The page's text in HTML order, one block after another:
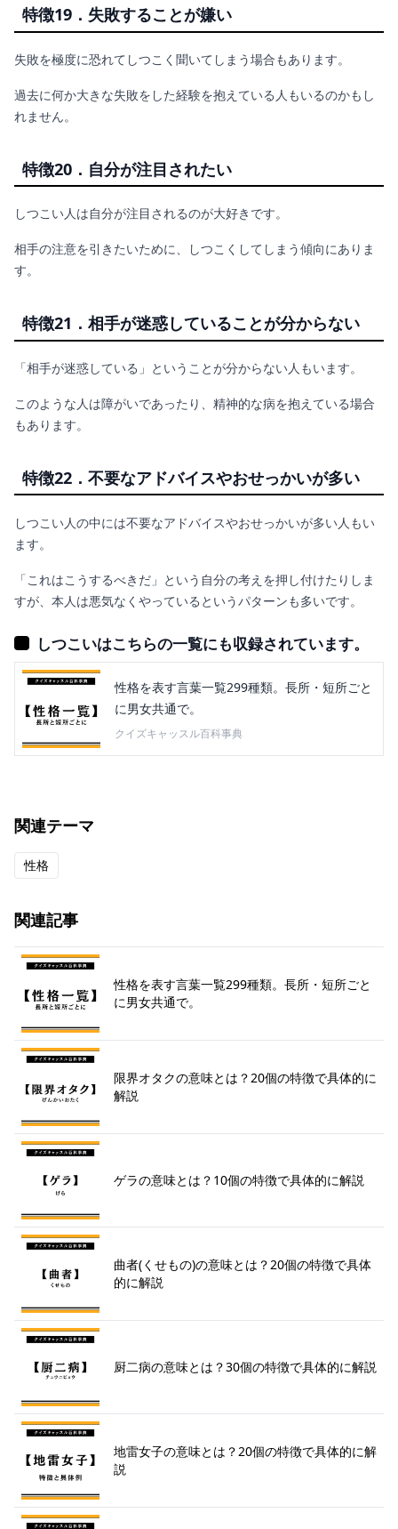
特徴19．失敗することが嫌い
失敗を極度に恐れてしつこく聞いてしまう場合もあります。
過去に何か大きな失敗をした経験を抱えている人もいるのかもし
れません。
特徴20．自分が注目されたい
しつこい人は自分が注目されるのが大好きです。
相手の注意を引きたいために、しつこくしてしまう傾向にありま
す。
特徴21．相手が迷惑していることが分からない
「相手が迷惑している」ということが分からない人もいます。
このような人は障がいであったり、精神的な病を抱えている場合
もあります。
特徴22．不要なアドバイスやおせっかいが多い
しつこい人の中には不要なアドバイスやおせっかいが多い人もい
ます。
「これはこうするべきだ」という自分の考えを押し付けたりしま
すが、本人は悪気なくやっているというパターンも多いです。
しつこいはこちらの一覧にも収録されています。
性格を表す言葉一覧299種類。長所・短所ごと
に男女共通で。
クイズキャッスル百科事典
関連テーマ
性格
関連記事
性格を表す言葉一覧299種類。長所・短所ごと
に男女共通で。
限界オタクの意味とは？20個の特徴で具体的に
解説
ゲラの意味とは？10個の特徴で具体的に解説
曲者(くせもの)の意味とは？20個の特徴で具体
的に解説
厨二病の意味とは？30個の特徴で具体的に解説
地雷女子の意味とは？20個の特徴で具体的に解
説